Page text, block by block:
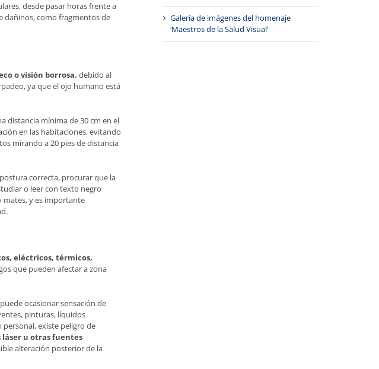
desde pasar horas frente a
dañinos, como fragmentos de
o visión borrosa, debido al
ya que el ojo humano está
distancia mínima de 30 cm en el
en las habitaciones, evitando
mirando a 20 pies de distancia
correcta, procurar que la
o leer con texto negro
mates, y es importante
eléctricos, térmicos,
que pueden afectar a zona
ocasionar sensación de
pinturas, líquidos
existe peligro de
láser u otras fuentes
alteración posterior de la
Galería de imágenes del homenaje
‘Maestros de la Salud Visual’